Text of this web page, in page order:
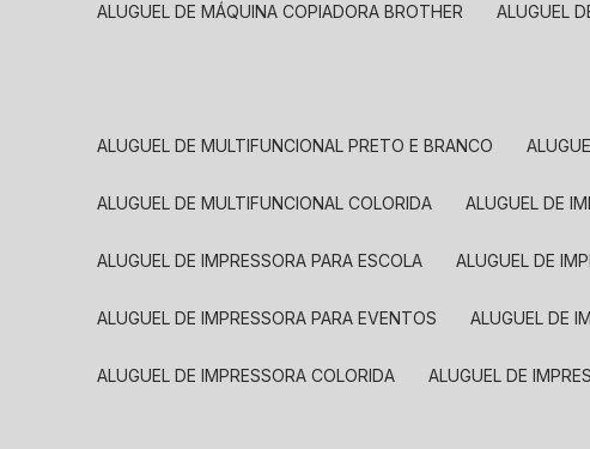
ALUGUEL DE MÁQUINA COPIADORA BROTHER ALUGUEL
ALUGUEL DE MULTIFUNCIONAL PRETO E BRANCO
ALUGUEL DE MULTIFUNCIONAL COLORIDA ALUGUEL DE
ALUGUEL DE IMPRESSORA PARA ESCOLA ALUGUEL DE
ALUGUEL DE IMPRESSORA PARA EVENTOS ALUGUEL DE
ALUGUEL DE IMPRESSORA COLORIDA ALUGUEL DE